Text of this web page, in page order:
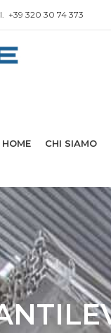
+39 320 30 74 373
HOME CHI SIAMO